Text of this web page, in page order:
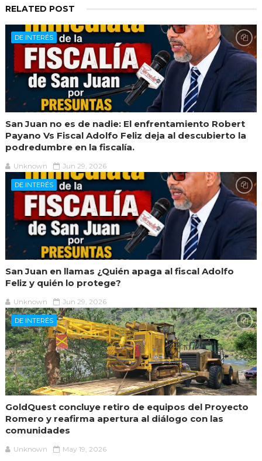
RELATED POST
DE INTERÉS
San Juan no es de nadie: El enfrentamiento Robert
Payano Vs Fiscal Adolfo Feliz deja al descubierto la
podredumbre en la fiscalía.
Unknown Jun 29, 2026
DE INTERÉS
San Juan en llamas ¿Quién apaga al fiscal Adolfo
Feliz y quién lo protege?
Unknown Jun 29, 2026
DE INTERÉS
GoldQuest concluye retiro de equipos del Proyecto
Romero y reafirma apertura al diálogo con las
comunidades
Unknown May 19, 2026